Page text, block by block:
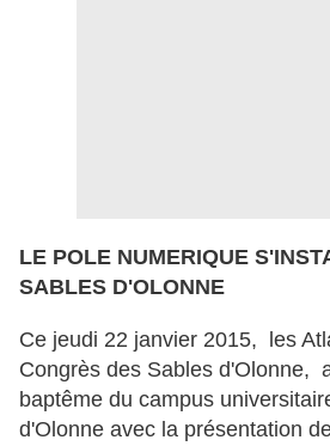
LE POLE NUMERIQUE
SABLES D'OLONNE
Ce jeudi 22 janvier 2015, les
Congrès des Sables d'Olonne,
baptême du campus
d'Olonne avec la présentation